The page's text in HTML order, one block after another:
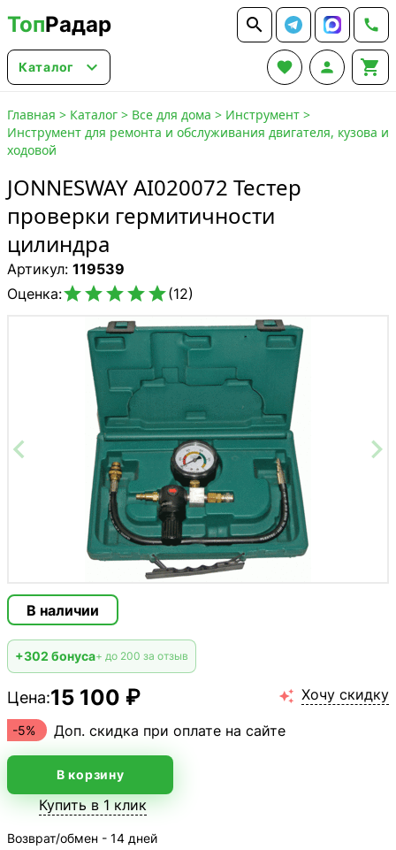
ТопРадар  
Каталог    
Главная > Каталог > Все для дома > Инструмент >
Инструмент для ремонта и обслуживания двигателя, кузова и
ходовой
JONNESWAY AI020072 Тестер
проверки гермитичности
цилиндра
Артикул: 119539
Оценка:(12)
В наличии
+302 бонуса+ до 200 за отзыв
Цена:15 100 ₽  Хочу скидку
-5% Доп. скидка при оплате на сайте
В корзину
Купить в 1 клик
Возврат/обмен - 14 дней